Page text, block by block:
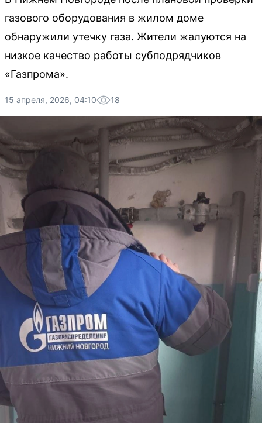
газового оборудования в жилом доме
обнаружили утечку газа. Жители жалуются на
низкое качество работы субподрядчиков
«Газпрома».
15 апреля, 2026, 04:10 18